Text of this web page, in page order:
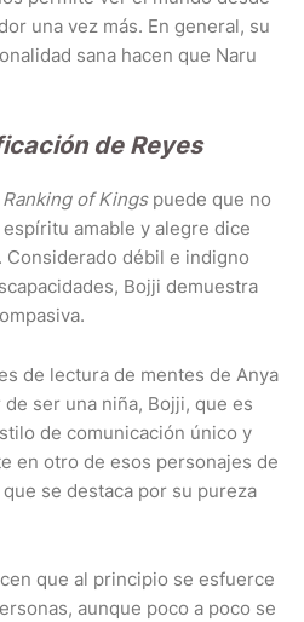
una vez más. En general, su
sana hacen que Naru
de Reyes
Ranking of Kings puede que no
amable y alegre dice
Considerado débil e indigno
Bojji demuestra
de lectura de mentes de Anya
ser una niña, Bojji, que es
de comunicación único y
en otro de esos personajes de
se destaca por su pureza
que al principio se esfuerce
aunque poco a poco se